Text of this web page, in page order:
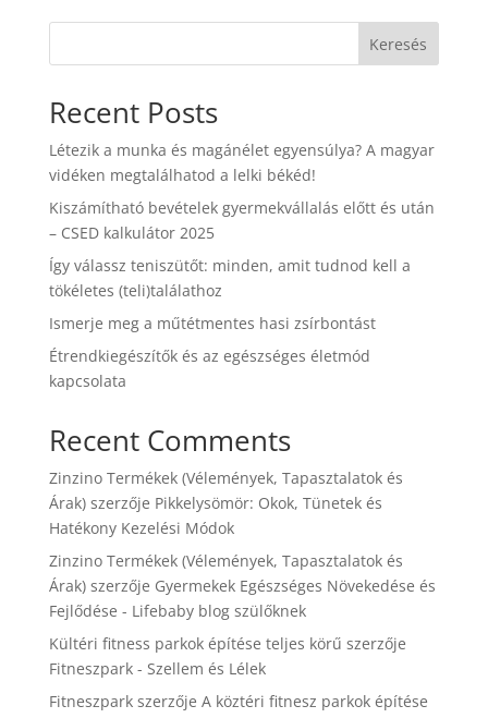
Keresés
Recent Posts
Létezik a munka és magánélet egyensúlya? A magyar
vidéken megtalálhatod a lelki békéd!
Kiszámítható bevételek gyermekvállalás előtt és után
– CSED kalkulátor 2025
Így válassz teniszütőt: minden, amit tudnod kell a
tökéletes (teli)találathoz
Ismerje meg a műtétmentes hasi zsírbontást
Étrendkiegészítők és az egészséges életmód
kapcsolata
Recent Comments
Zinzino Termékek (Vélemények, Tapasztalatok és
Árak)szerzője Pikkelysömör: Okok, Tünetek és
Hatékony Kezelési Módok
Zinzino Termékek (Vélemények, Tapasztalatok és
Árak)szerzője Gyermekek Egészséges Növekedése és
Fejlődése - Lifebaby blog szülőknek
Kültéri fitness parkok építése teljes körű szerzője
Fitneszpark - Szellem és Lélek
Fitneszparkszerzője A köztéri fitnesz parkok építése